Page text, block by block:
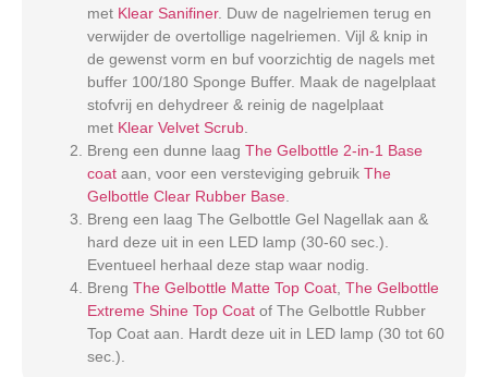
met Klear Sanifiner. Duw de nagelriemen terug en
verwijder de overtollige nagelriemen. Vijl & knip in
de gewenst vorm en buf voorzichtig de nagels met
buffer 100/180 Sponge Buffer. Maak de nagelplaat
stofvrij en dehydreer & reinig de nagelplaat
met Klear Velvet Scrub
Breng een dunne laag The Gelbottle 2-in-1 Base
coat aan, voor een versteviging gebruik The
Gelbottle Clear Rubber Base
Breng een laag The Gelbottle Gel Nagellak aan &
hard deze uit in een LED lamp (30-60 sec.).
Eventueel herhaal deze stap waar nodig.
Breng The Gelbottle Matte Top Coat The Gelbottle
Extreme Shine Top Coat of The Gelbottle Rubber
Top Coat aan. Hardt deze uit in LED lamp (30 tot 60
sec.).